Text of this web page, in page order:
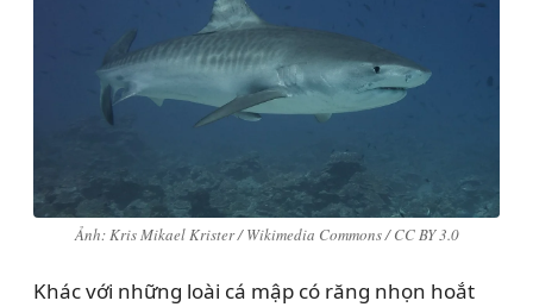
Ảnh: Kris Mikael Krister / Wikimedia Commons / CC BY 3.0
Khác với những loài cá mập có răng nhọn hoắt